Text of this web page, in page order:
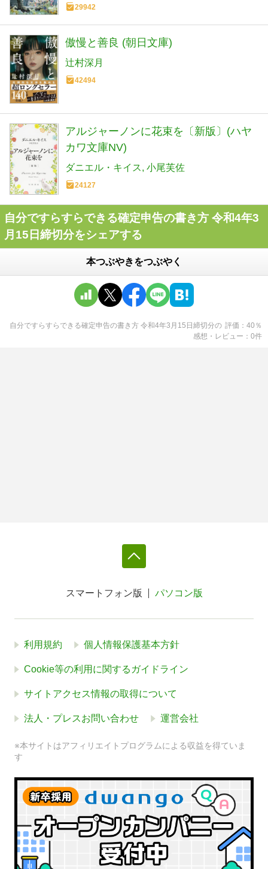
29942
傲慢と善良 (朝日文庫)
辻村深月
42494
アルジャーノンに花束を〔新版〕(ハヤ
カワ文庫NV)
ダニエル・キイス 小尾芙佐
24127
自分ですらすらできる確定申告の書き方 令和4年3
月15日締切分をシェアする
本つぶやきをつぶやく
自分ですらすらできる確定申告の書き方 令和4年3月15日締切分の 評価 40 ％
感想・レビュー
0件
スマートフォン版 パソコン版
利用規約 個人情報保護基本方針
Cookie等の利用に関するガイドライン
サイトアクセス情報の取得について
法人・プレスお問い合わせ 運営会社
※本サイトはアフィリエイトプログラムによる収益を得ていま
す